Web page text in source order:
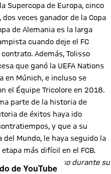
Supercopa de Europa, cinco
veces ganador de la Copa
de Alemania es la larga
cuando deje el FC
Además, Tolisso
que ganó la UEFA Nations
en Múnich, e incluso se
el Équipe Tricolore en 2018.
parte de la historia de
de éxitos haya ido
y que a su
Mundo, le haya seguido la
más difícil en el FCB.
a Corentin Tolisso durante su
de YouTube